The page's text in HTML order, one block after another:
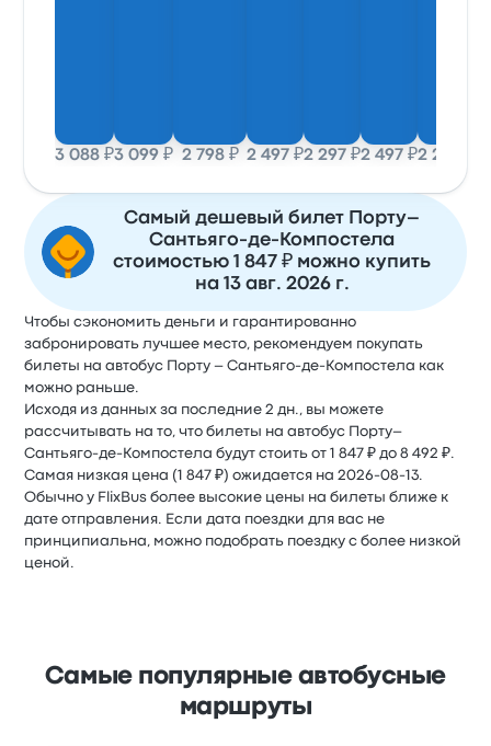
3 088 ₽3 099 ₽ 2 798 ₽ 2 497 ₽2 297 ₽2 497 ₽2 297 ₽
Самый дешевый билет Порту–
Сантьяго-де-Компостела
стоимостью 1 847 ₽ можно купить
на 13 авг. 2026 г.
Чтобы сэкономить деньги и гарантированно
забронировать лучшее место, рекомендуем покупать
билеты на автобус Порту – Сантьяго-де-Компостела как
можно раньше.
Исходя из данных за последние 2 дн., вы можете
рассчитывать на то, что билеты на автобус Порту–
Сантьяго-де-Компостела будут стоить от 1 847 ₽ до 8 492 ₽.
Самая низкая цена (1 847 ₽) ожидается на 2026-08-13.
Обычно у FlixBus более высокие цены на билеты ближе к
дате отправления. Если дата поездки для вас не
принципиальна, можно подобрать поездку с более низкой
ценой.
Самые популярные автобусные
маршруты